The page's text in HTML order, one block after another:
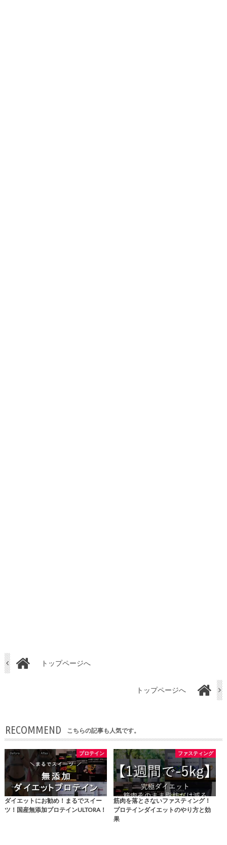
トップページへ
トップページへ
RECOMMEND こちらの記事も人気です。
プロテイン
ダイエットにお勧め！まるでスイー
ツ！国産無添加プロテインULTORA！
ファスティング
筋肉を落とさないファスティング！
プロテインダイエットのやり方と効
果